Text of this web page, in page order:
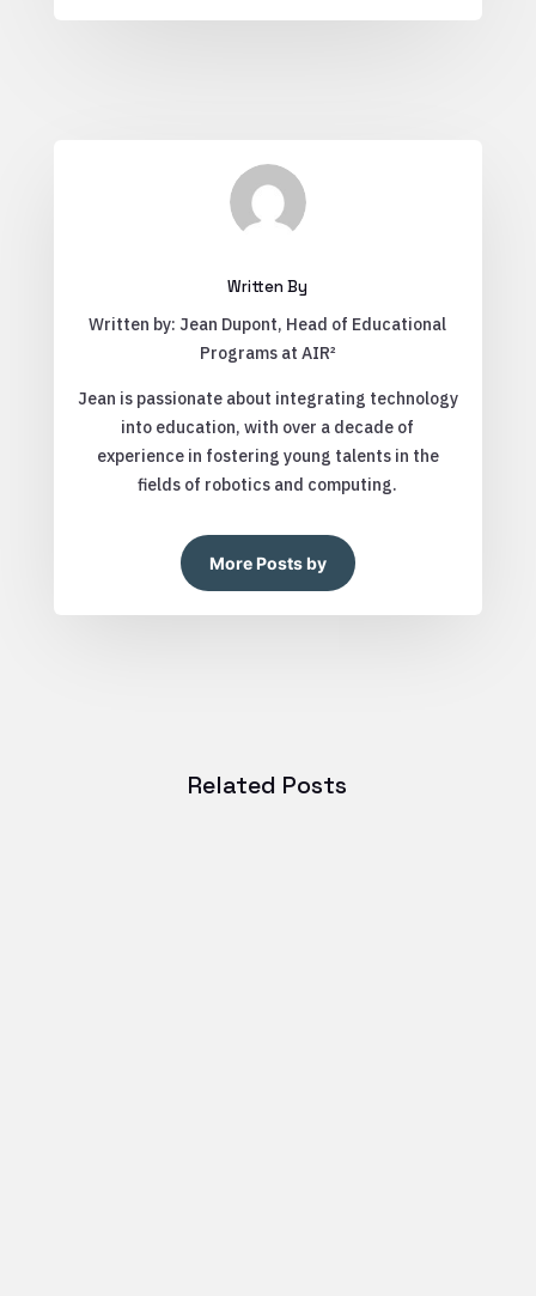
Written By
Written by: Jean Dupont, Head of Educational
Programs at AIR²
Jean is passionate about integrating technology
into education, with over a decade of
experience in fostering young talents in the
fields of robotics and computing.
More Posts by
Related Posts